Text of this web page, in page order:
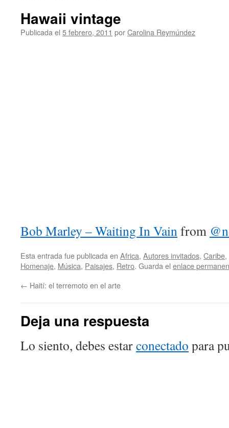
Hawaii vintage
Publicada el 5 febrero, 2011 porCarolina Reymúndez
Bob Marley – Waiting In Vainfrom
Esta entrada fue publicada en Africa, Autores invitados, Caribe,
Homenaje, Música, Paisajes, Retro. Guarda el enlace
← Haití: el terremoto en el arte
Deja una respuesta
Lo siento, debes estarconectado para